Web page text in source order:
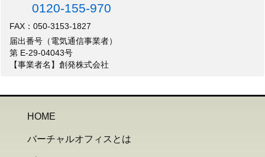
0120-155-970
FAX：050-3153-1827
届出番号（電気通信事業者）
第 E-29-04043号
【事業者名】創発株式会社
HOME
バーチャルオフィスとは